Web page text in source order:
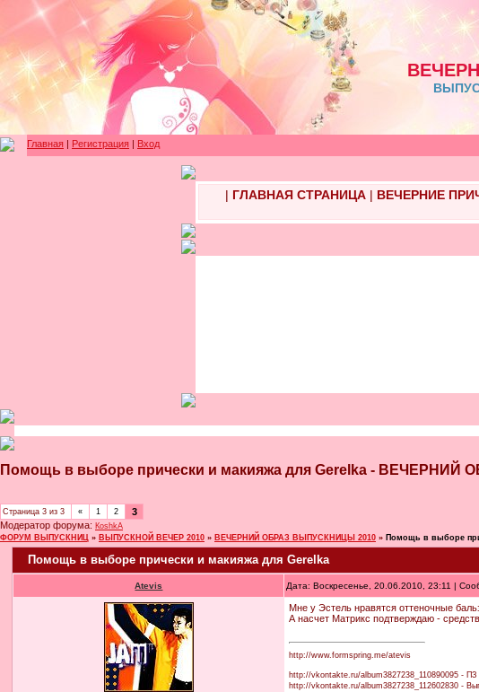
Главная | Регистрация | Вход
| ГЛАВНАЯ СТРАНИЦА| ВЕЧЕРНИЕ
Помощь в выборе прически и макияжа для Gerelka -
Страница 3 из 3 « 1 2
3
Модератор форума: КoshkA
ФОРУМ ВЫПУСКНИЦ » ВЫПУСКНОЙ ВЕЧЕР 2010 » ВЕЧЕРНИЙ ОБРАЗ ВЫПУСКНИЦЫ 2010 » Помощь в выборе
Помощь в выборе прически и макияжа для Gerelka
Atevis Дата: Воскресенье, 20.06.2010, 23:11 |
Мне у Эстель нравятся оттеночные
А насчет Матрикс подтверждаю -
http://www.formspring.me/atevis
http://vkontakte.ru/album3827238_110890095 - ПЗ
http://vkontakte.ru/album3827238_112602830 -